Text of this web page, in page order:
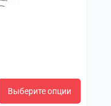
Выберите опции